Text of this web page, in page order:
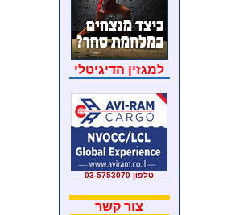
למגזין הדיגיטלי
טלפון 03-5753070
צור קשר